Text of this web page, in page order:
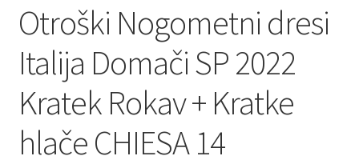
Otroški Nogometni dresi
Italija Domači SP 2022
Kratek Rokav + Kratke
hlače CHIESA 14